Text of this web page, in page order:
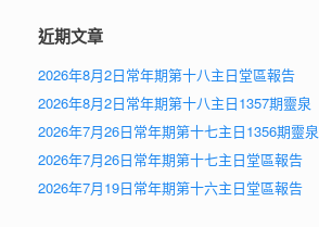
近期文章
2026年8月2日常年期第十八主日堂區報告
2026年8月2日常年期第十八主日1357期靈泉
2026年7月26日常年期第十七主日1356期靈泉
2026年7月26日常年期第十七主日堂區報告
2026年7月19日常年期第十六主日堂區報告